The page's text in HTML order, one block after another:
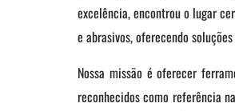
excelência, encontrou o lugar
e abrasivos, oferecendo
Nossa missão é oferecer
reconhecidos como referência